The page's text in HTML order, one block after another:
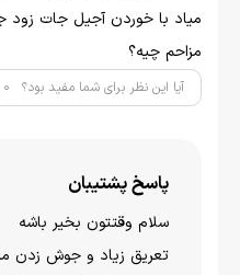
میاد با خوردن آجیل جات زود
مزاحم چیه؟
آیا این نظر برای شما مفید بود؟ 0
پاسخ پشتیبان
سلام وقتتون بخير باشه
تعریق زیاد و جوش زدن